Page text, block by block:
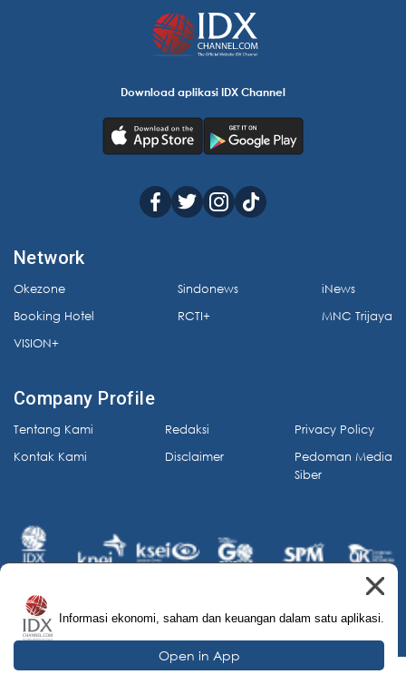
Download aplikasi IDX Channel
Network
Okezone
Booking Hotel
VISION+
Sindonews
RCTI+
iNews
MNC Trijaya
Company Profile
Tentang Kami
Kontak Kami
Redaksi
Disclaimer
Privacy Policy
Pedoman Media
Siber
© 2026 IDX Channel. All Rights Reserved.
Informasi ekonomi, saham dan keuangan dalam satu aplikasi.
Open in App